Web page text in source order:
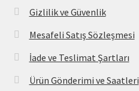
Gizlilik ve Güvenlik
Mesafeli Satış Sözleşmesi
İade ve Teslimat Şartları
Ürün Gönderimi ve Saatleri